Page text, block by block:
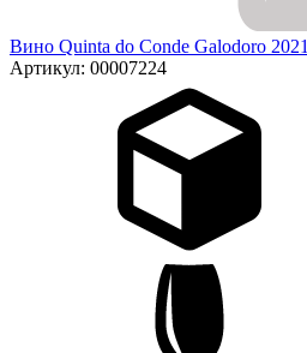
Вино Quinta do Conde Galodoro 2021
Артикул: 00007224